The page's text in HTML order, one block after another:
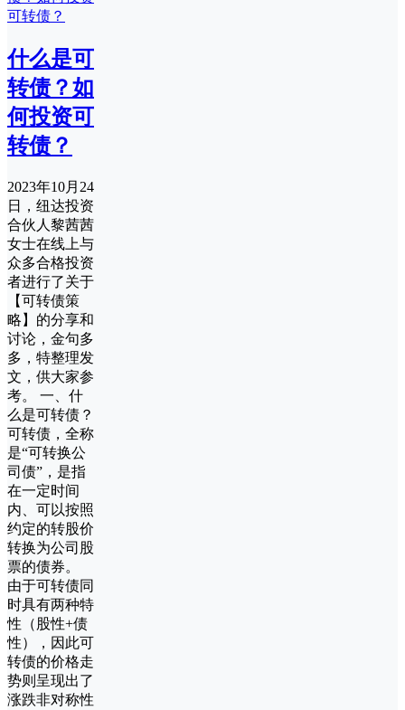
什么是可
转债？如
何投资可
转债？
2023年10月24
日，纽达投资
合伙人黎茜茜
女士在线上与
众多合格投资
者进行了关于
【可转债策
略】的分享和
讨论，金句多
多，特整理发
文，供大家参
考。 一、什
么是可转债？
可转债，全称
是“可转换公
司债”，是指
在一定时间
内、可以按照
约定的转股价
转换为公司股
票的债券。
由于可转债同
时具有两种特
性（股性+债
性），因此可
转债的价格走
势则呈现出了
涨跌非对称性